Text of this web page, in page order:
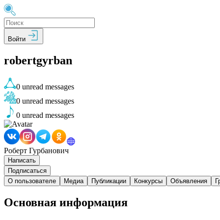
Войти
robertgyrban
0 unread messages
0 unread messages
0 unread messages
Роберт Гурбанович
Написать
Подписаться
О пользователе
Медиа Публикации Конкурсы Объявления
Основная информация